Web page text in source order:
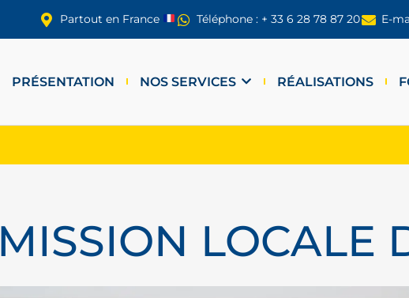
Partout en France Téléphone : + 33 6 28 78 87 20 E-
PRÉSENTATION NOS SERVICES RÉALISATIONS
MISSION LOCALE